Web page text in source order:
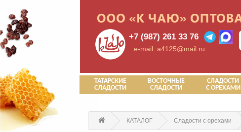
+7 (987) 261 33 76
e-mail: a4125@mail.ru
ТАТАРСКИЕ
СЛАДОСТИ
ВОСТОЧНЫЕ
СЛАДОСТИ
СЛАДОСТИ
С ОРЕХАМИ
КАТАЛОГ Сладости с орехами